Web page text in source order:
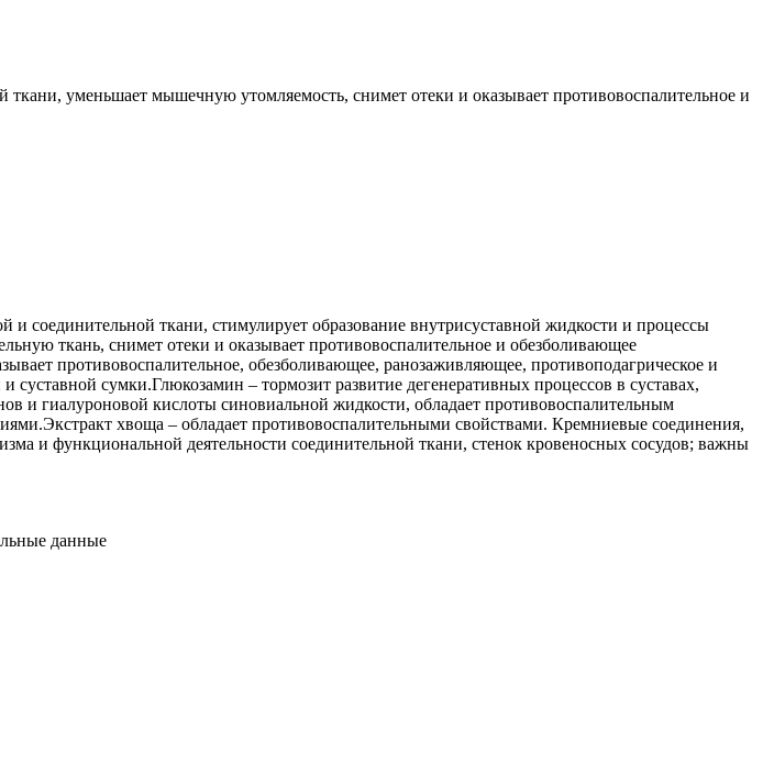
уменьшает мышечную утомляемость, снимет отеки и оказывает противовоспалительное и
соединительной ткани, стимулирует образование внутрисуставной жидкости и процессы
ткань, снимет отеки и оказывает противовоспалительное и обезболивающее
противовоспалительное, обезболивающее, ранозаживляющее, противоподагрическое и
сумки.Глюкозамин – тормозит развитие дегенеративных процессов в суставах,
и гиалуроновой кислоты синовиальной жидкости, обладает противовоспалительным
хвоща – обладает противовоспалительными свойствами. Кремниевые соединения,
и функциональной деятельности соединительной ткани, стенок кровеносных сосудов; важны
данные